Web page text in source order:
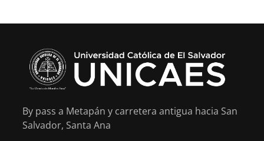
By pass a Metapán y carretera antigua hacia San
Salvador, Santa Ana